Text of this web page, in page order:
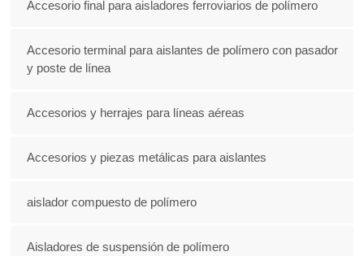
Accesorio final para aisladores ferroviarios de polímero
Accesorio terminal para aislantes de polímero con pasador
y poste de línea
Accesorios y herrajes para líneas aéreas
Accesorios y piezas metálicas para aislantes
aislador compuesto de polímero
Aisladores de suspensión de polímero